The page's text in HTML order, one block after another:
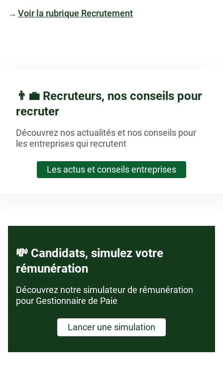
→ Voir la rubrique Recrutement
👨‍💼 Recruteurs, nos conseils pour
recruter
Découvrez nos actualités et nos conseils pour
les entreprises qui recrutent
Les actus et conseils entreprises
💸 Candidats, simulez votre
rémunération
Découvrez notre simulateur de rémunération
pour Gestionnaire de Paie
Lancer une simulation